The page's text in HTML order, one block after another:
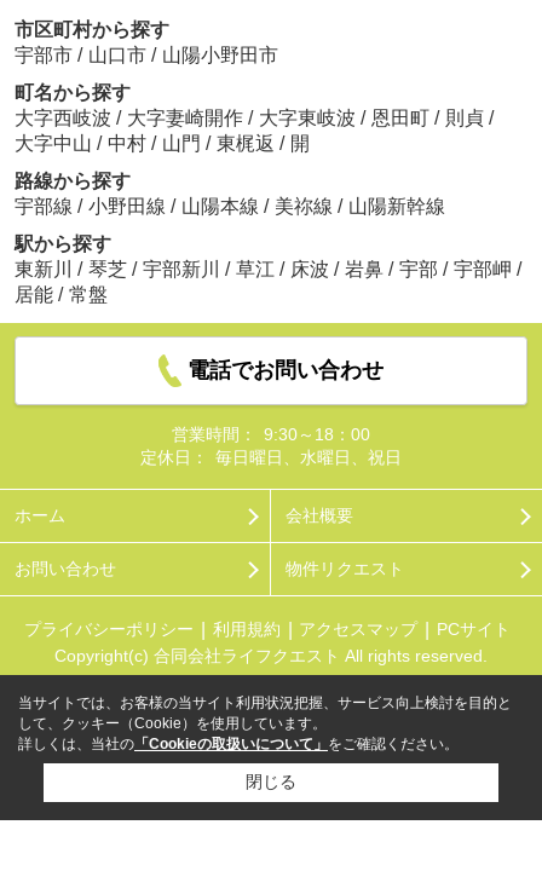
市区町村から探す
宇部市 / 山口市 / 山陽小野田市
町名から探す
大字西岐波 / 大字妻崎開作 / 大字東岐波 / 恩田町 / 則貞 /
大字中山 / 中村 / 山門 / 東梶返 / 開
路線から探す
宇部線 / 小野田線 / 山陽本線 / 美祢線 / 山陽新幹線
駅から探す
東新川
/ 琴芝 / 宇部新川 / 草江 / 床波 / 岩鼻 / 宇部 / 宇部岬 /
居能 / 常盤
電話でお問い合わせ
営業時間：
9:30～18：00
定休日：
毎日曜日、水曜日、祝日
ホーム 会社概要
お問い合わせ 物件リクエスト
プライバシーポリシー 利用規約 アクセスマップ
PCサイト
Copyright(c) 合同会社ライフクエスト All rights reserved.
当サイトでは、お客様の当サイト利用状況把握、サービス向上検討を目的と
して、クッキー（Cookie）を使用しています。
詳しくは、当社の 「Cookieの取扱いについて」 をご確認ください。
閉じる